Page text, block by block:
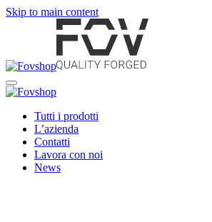
Skip to main content
Tutti i prodotti
L’azienda
Contatti
Lavora con noi
News